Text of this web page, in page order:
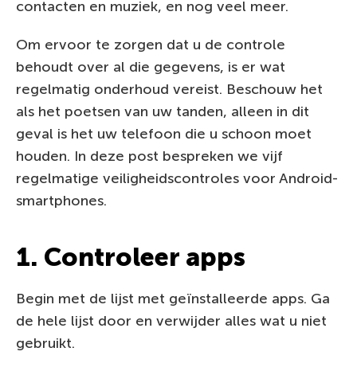
contacten en muziek, en nog veel meer.
Om ervoor te zorgen dat u de controle
behoudt over al die gegevens, is er wat
regelmatig onderhoud vereist. Beschouw het
als het poetsen van uw tanden, alleen in dit
geval is het uw telefoon die u schoon moet
houden. In deze post bespreken we vijf
regelmatige veiligheidscontroles voor Android-
smartphones.
1. Controleer apps
Begin met de lijst met geïnstalleerde apps. Ga
de hele lijst door en verwijder alles wat u niet
gebruikt.